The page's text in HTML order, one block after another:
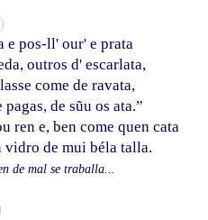
e pos-ll' our' e prata
outros d' escarlata,
come de ravata,
de sũu os ata.”
ren e, ben come quen cata
de mui béla talla.
de mal se traballa...